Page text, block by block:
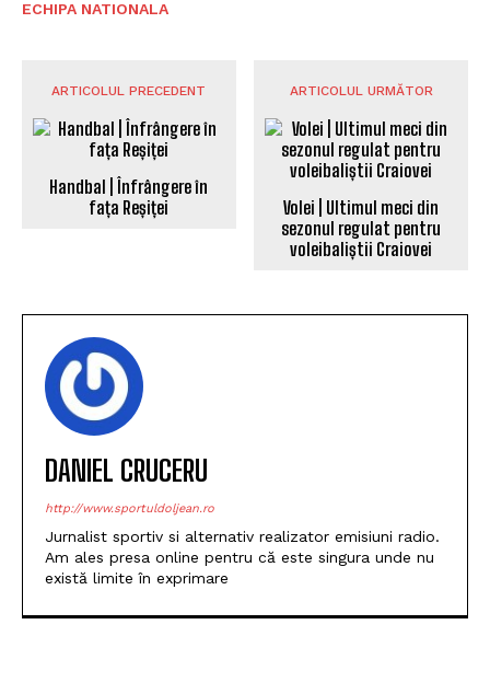
ECHIPA NATIONALA
ARTICOLUL PRECEDENT
Handbal | Înfrângere în
fața Reșiței
ARTICOLUL URMĂTOR
Volei | Ultimul meci din
sezonul regulat pentru
voleibaliștii Craiovei
DANIEL CRUCERU
http://www.sportuldoljean.ro
Jurnalist sportiv si alternativ realizator emisiuni radio.
Am ales presa online pentru că este singura unde nu
există limite în exprimare